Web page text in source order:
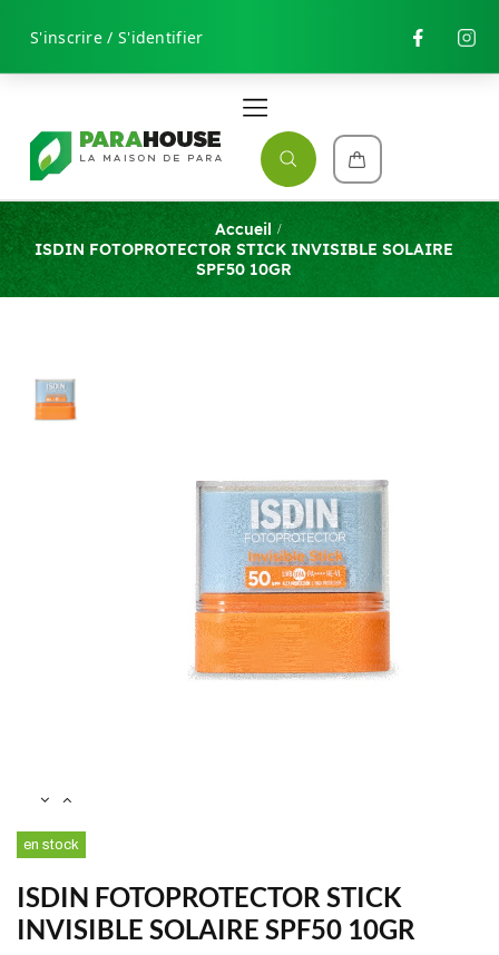
S'inscrire / S'identifier
Accueil
ISDIN FOTOPROTECTOR STICK INVISIBLE SOLAIRE
SPF50 10GR
en stock
ISDIN FOTOPROTECTOR STICK
INVISIBLE SOLAIRE SPF50 10GR